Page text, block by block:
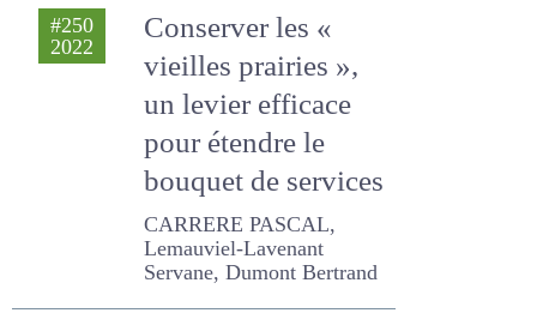
synthèse
Conserver les «
vieilles prairies »,
un levier efficace
pour étendre le
bouquet de
services